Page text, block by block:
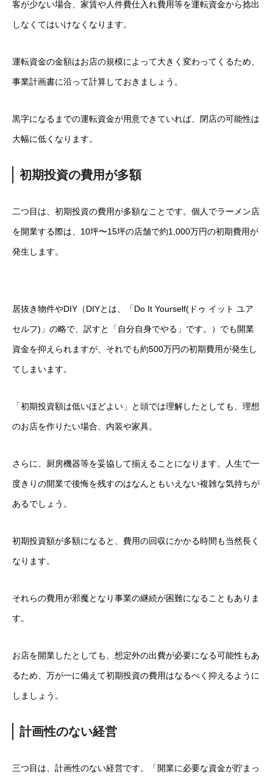
客が少ない場合、家賃や人件費仕入れ費用等を運転資金から捻出
しなくてはいけなくなります。
運転資金の金額はお店の規模によって大きく変わってくるため、
事業計画書に沿って計算しておきましょう。
黒字になるまでの運転資金が用意できていれば、閉店の可能性は
大幅に低くなります。
初期投資の費用が多額
二つ目は、初期投資の費用が多額なことです。個人でラーメン店
を開業する際は、10坪〜15坪の店舗で約1,000万円の初期費用が
発生します。
居抜き物件やDIY（DIYとは、「Do It Yourself(ドゥ イット ユア
セルフ)」の略で、訳すと「自分自身でやる」です。）でも開業
資金を抑えられますが、それでも約500万円の初期費用が発生し
てしまいます。
「初期投資額は低いほどよい」と頭では理解したとしても、理想
のお店を作りたい場合、内装や家具。
さらに、厨房機器等を妥協して揃えることになります。人生で一
度きりの開業で後悔を残すのはなんともいえない複雑な気持ちが
あるでしょう。
初期投資額が多額になると、費用の回収にかかる時間も当然長く
なります。
それらの費用が邪魔となり事業の継続が困難になることもありま
す。
お店を開業したとしても、想定外の出費が必要になる可能性もあ
るため、万が一に備えて初期投資の費用はなるべく抑えるように
しましょう。
計画性のない経営
三つ目は、計画性のない経営です。「開業に必要な資金が貯まっ